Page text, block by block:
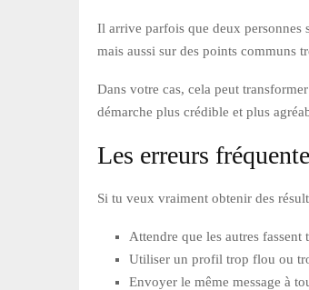
Il arrive parfois que deux personnes
mais aussi sur des points communs
Dans votre cas, cela peut
démarche plus crédible et plus
Les erreurs
Si tu veux vraiment obtenir des
Attendre que les autres
Utiliser un profil trop flou ou
Envoyer le même message à